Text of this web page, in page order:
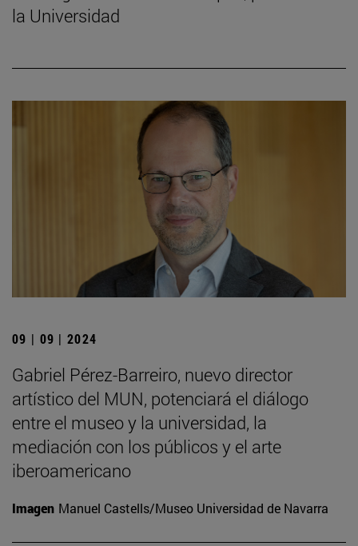
la Universidad
09 | 09 | 2024
Gabriel Pérez-Barreiro, nuevo director
artístico del MUN, potenciará el diálogo
entre el museo y la universidad, la
mediación con los públicos y el arte
iberoamericano
Imagen Manuel Castells/Museo Universidad de Navarra